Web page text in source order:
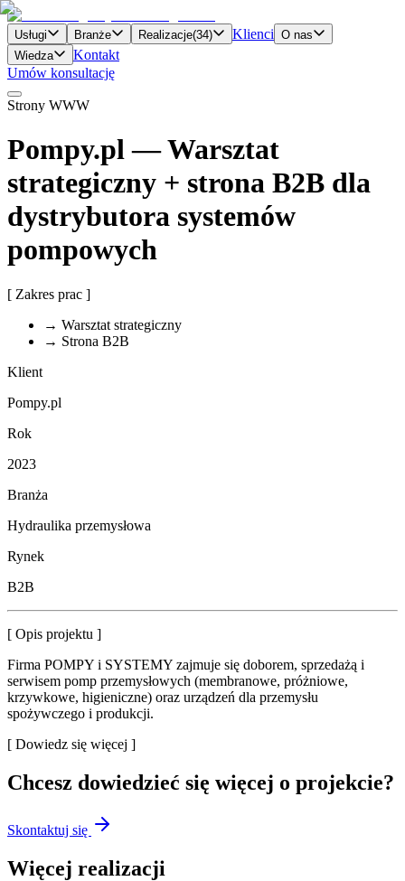
Usługi Branże Realizacje(34) Klienci O nas
Wiedza
Kontakt
Umów konsultację
Strony WWW
Pompy.pl—Warsztat
strategiczny + strona B2B dla
dystrybutora systemów
pompowych
[ Zakres prac ]
→ Warsztat strategiczny
→ Strona B2B
Klient
Pompy.pl
Rok
2023
Branża
Hydraulika przemysłowa
Rynek
B2B
[ Opis projektu ]
Firma POMPY i SYSTEMY zajmuje się doborem, sprzedażą i
serwisem pomp przemysłowych (membranowe, próżniowe,
krzywkowe, higieniczne) oraz urządzeń dla przemysłu
spożywczego i produkcji.
[ Dowiedz się więcej ]
Chcesz dowiedzieć się więcej o projekcie?
Skontaktuj się
Więcej realizacji